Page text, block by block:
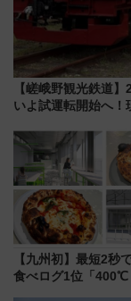
【嵯峨野観光鉄道
いよ試運転開始へ！
【九州初】最短2秒
食べログ1位「400℃